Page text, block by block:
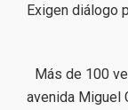
Exigen diálogo
Más de 100
avenida Miguel